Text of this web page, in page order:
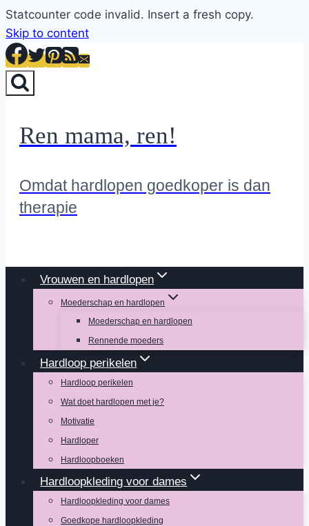
Statcounter code invalid. Insert a fresh copy.
Skip to content
Ren mama, ren!
Omdat hardlopen goedkoper is dan
therapie
Vrouwen en hardlopen
Moederschap en hardlopen
Moederschap en hardlopen
Rennende moeders
Hardloop perikelen
Hardloop perikelen
Wat doet hardlopen met je?
Motivatie
Hardloper
Hardloopboeken
Hardloopkleding voor dames
Hardloopkleding voor dames
Goedkope hardloopkleding